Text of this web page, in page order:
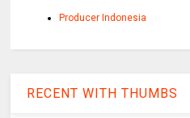
Producer Indonesia
RECENT WITH THUMBS